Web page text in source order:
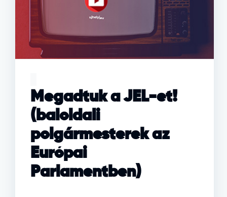
Megadtuk a JEL-et!
(baloldali
polgármesterek az
Európai
Parlamentben)